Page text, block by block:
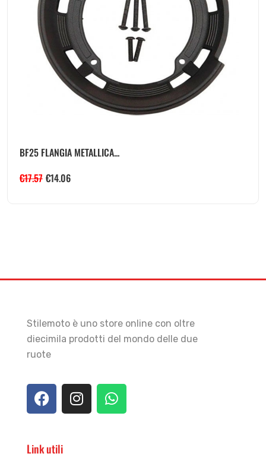
BF25 FLANGIA METALLICA...
€17.57 €14.06
Stilemoto è uno store online con oltre
diecimila prodotti del mondo delle due
ruote
Link utili